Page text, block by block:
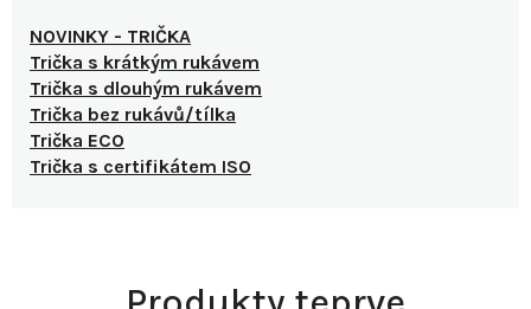
NOVINKY - TRIČKA
Trička s krátkým rukávem
Trička s dlouhým rukávem
Trička bez rukávů/tílka
Trička ECO
Trička s certifikátem ISO